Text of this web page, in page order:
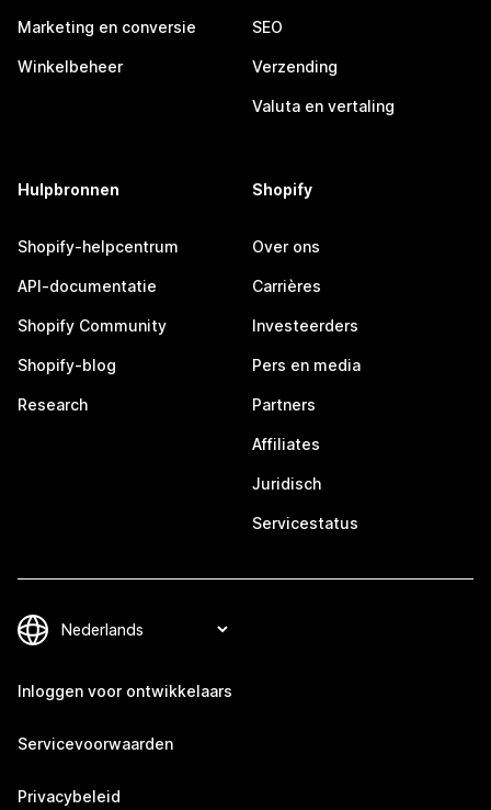
Marketing en conversie
Winkelbeheer
SEO
Verzending
Valuta en vertaling
Hulpbronnen
Shopify-helpcentrum
API-documentatie
Shopify Community
Shopify-blog
Research
Shopify
Over ons
Carrières
Investeerders
Pers en media
Partners
Affiliates
Juridisch
Servicestatus
Inloggen voor ontwikkelaars
Servicevoorwaarden
Privacybeleid